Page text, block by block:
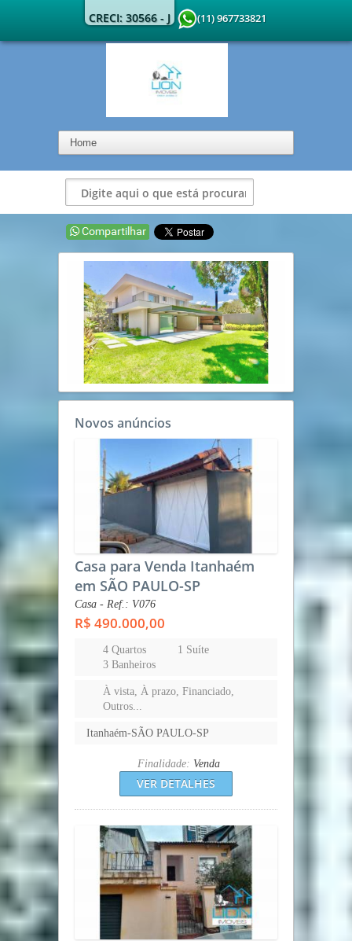
CRECI: 30566 - J (11) 967733821
Novos anúncios
Casa para Venda Itanhaém
em SÃO PAULO-SP
Casa - Ref.: V076
R$ 490.000,00
4 Quartos
1 Suíte
3 Banheiros
À vista, À prazo, Financiado,
Outros...
Itanhaém-SÃO PAULO-SP
Finalidade: Venda
VER DETALHES